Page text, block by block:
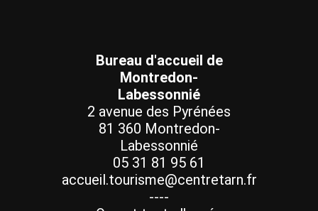
Bureau d'accueil de
Montredon-
Labessonnié
2 avenue des Pyrénées
81 360 Montredon-
Labessonnié
05 31 81 95 61
accueil.tourisme@centretarn.fr
----